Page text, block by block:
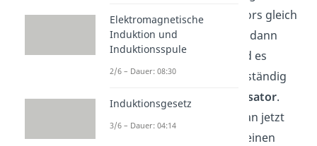
Spannung des Kondensators gleich
der derSpannungsquelle
, dann
fließt kein Strom mehr und es
handelt sich um einen vollständig
geladenen
Plattenkondensator.
Den Kondensator kann man jetzt
nur entladen, indem man einen
Elektromagnetische
Induktion und
Induktionsspule
2/6 – Dauer: 08:30
Induktionsgesetz
3/6 – Dauer: 04:14